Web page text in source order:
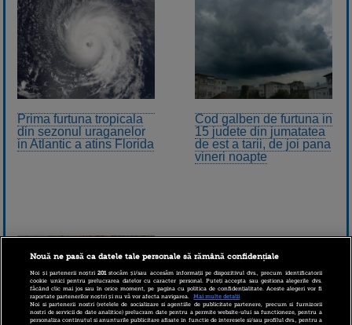
Prima furtuna tropicala
din sezonul uraganelor
in Atlantic a atins Florida
Cod galben de furtuna in
15 judete din jumatatea
de est a tarii, de joi pana
vineri noapte
Nouă ne pasă ca datele tale personale să rămână confidențiale
Noi și partenerii noștri201stocăm și/sau accesăm informații pe dispozitivul dvs., precum identificatorii
cookie unici pentru prelucrarea datelor cu caracter personal. Puteți accepta sau gestiona alegerile dvs.
făcând clic mai jos sau în orice moment, pe pagina cu politica de confidențialitate. Aceste alegeri vor fi
raportate partenerilor noștri și nu vă vor afecta navigarea.
Mai multe detalii
Noi si partenerii nostri (retelele de socializare si agentiile de publicitate partenere, precum si furnizorii
nostri de servicii de date analitice) prelucram date pentru a permite website-ului sa functioneze, pentru a
personaliza continutul si anunturile publicitare afisate in functie de interesele si/sau profilul dvs., pentru a